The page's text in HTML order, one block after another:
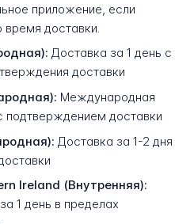
приложение, если
время доставки.
Доставка за 1 день с
доставки
Международная
подтверждением доставки
Доставка за 1-2 дня
Ireland (Внутренняя):
1 день в пределах